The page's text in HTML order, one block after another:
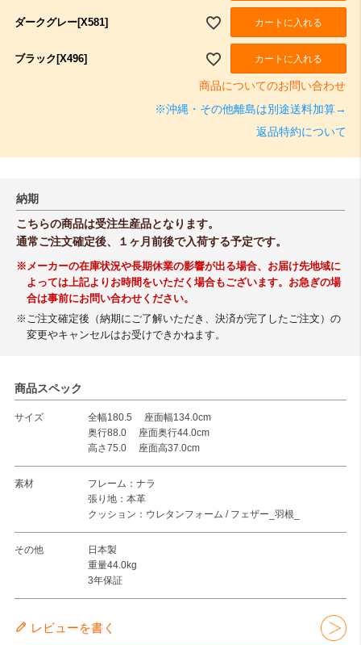
ダークグレー[X581] カートに入れる
ブラック[X496] カートに入れる
商品についてのお問い合わせ
※沖縄・その他離島は別途送料加算→
返品特約について
納期
こちらの商品は受注生産品となります。
通常ご注文確定後、１ヶ月前後で入荷する予定です。
※メーカーの在庫状況や長期休業の影響が出る場合、お届け先地域に
よっては上記よりお時間をいただく場合もございます。お急ぎの場
合は事前にお問い合わせください。
※ご注文確定後（納期にご了解いただき、決済が完了したご注文）の
変更やキャンセルはお受けできかねます。
商品スペック
サイズ
全幅180.5 座面幅134.0cm
奥行88.0 座面奥行44.0cm
高さ75.0 座面高37.0cm
素材
フレーム：ナラ
張り地：本革
クッション：ウレタンフォーム / フェザー_羽根_
その他
日本製
重量44.0kg
3年保証
レビューを書く